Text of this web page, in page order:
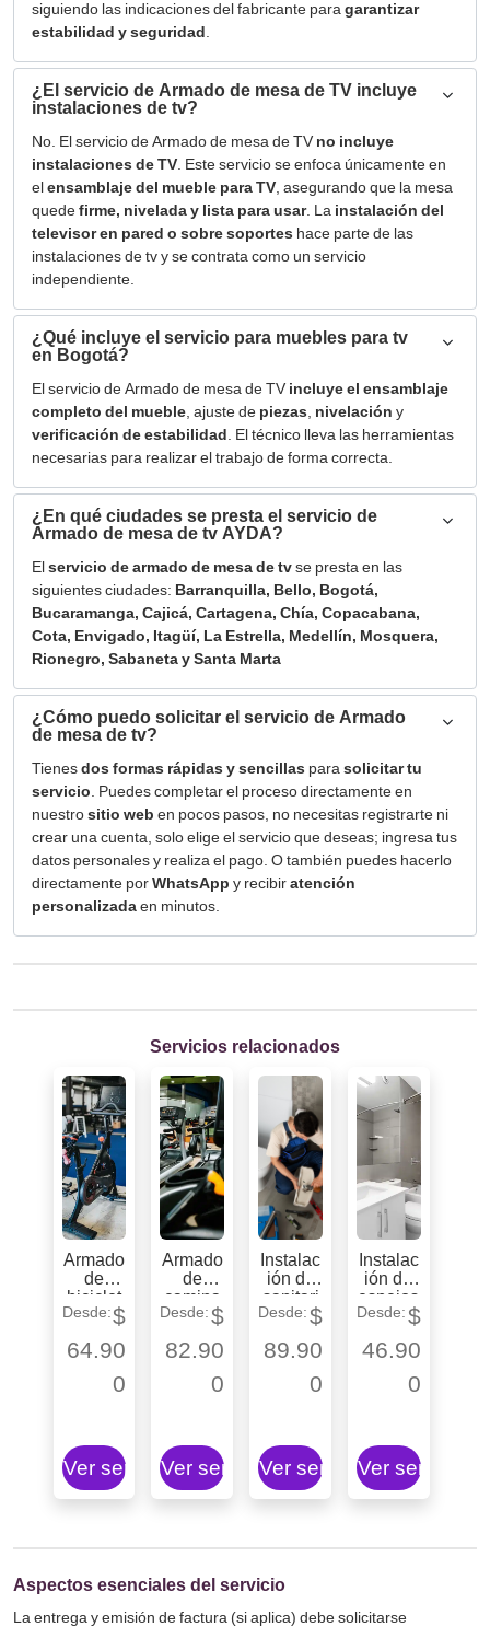
siguiendo las indicaciones del fabricante para garantizar
estabilidad y seguridad
¿El servicio de Armado de mesa de TV incluye
instalaciones de tv?
No. El servicio de Armado de mesa de TV no incluye
instalaciones de TV . Este servicio se enfoca únicamente en
elensamblaje del mueble para TV , asegurando que la mesa
quedefirme, nivelada y lista para usar. La instalación del
televisor en pared o sobre soportes hace parte de las
instalaciones de tv y se contrata como un servicio
independiente.
¿Qué incluye el servicio para muebles para tv
en Bogotá?
El servicio de Armado de mesa de TV incluye el ensamblaje
completo del mueble , ajuste de piezas nivelación y
verificación de estabilidad . El técnico lleva las herramientas
necesarias para realizar el trabajo de forma correcta.
¿En qué ciudades se presta el servicio de
Armado de mesa de tv AYDA?
Elservicio de armado de mesa de tvse presta en las
siguientes ciudades: Barranquilla, Bello, Bogotá,
Bucaramanga, Cajicá, Cartagena, Chía, Copacabana,
Cota, Envigado, Itagüí, La Estrella, Medellín, Mosquera,
Rionegro, Sabaneta y Santa Marta
¿Cómo puedo solicitar el servicio de Armado
de mesa de tv?
Tienesdos formas rápidas y sencillas para solicitar tu
servicio . Puedes completar el proceso directamente en
nuestrositio web en pocos pasos, no necesitas registrarte ni
crear una cuenta, solo elige el servicio que deseas; ingresa tus
datos personales y realiza el pago. O también puedes hacerlo
directamente porWhatsApp y recibiratención
personalizadaen minutos.
Servicios relacionados
Armado
de
biciclet
a
$
64.90
0
Ver servicio
Armado
de
camina
doras$
82.90
0
Ver servicio
Instalac
ión de
sanitari
os $
89.90
0
Ver servicio
Instalac
ión de
espejos
$
46.90
0
Ver servicio
Aspectos esenciales del servicio
La entrega y emisión de factura (si aplica) debe solicitarse